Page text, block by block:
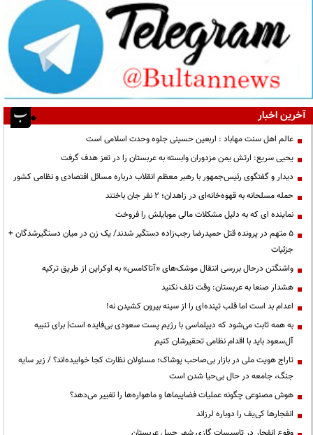
آخرین اخبار
عالم اهل سنت مهاباد : اربعین حسینی جلوه وحدت اسلامی است
یحیی سریع: ارتش یمن مزدوران وابسته به عربستان را در تعز هدف گرفت
دیدار و گفتگوی رئیس‌جمهور با رهبر معظم انقلاب درباره مسائل اقتصادی و نظامی کشور
حمله مسلحانه به قهوه‌خانه‌ای در زاهدان؛ ۲ نفر جان باختند
نماینده ای که به دلیل مشکلات مالی موبایلش را فروخت
۵ متهم در پرونده قتل حمیدرضا رجب‌زاده دستگیر شدند/ یک زن در میان دستگیرشدگان +
جزئیات
واشنگتن درحال بررسی انتقال موشک‌های «آتاکامس» به اوکراین از طریق ترکیه
هشدار صنعا به عربستان: وقت تلف نکنید
اعدام بد است اما قلب تپنده‌ای را از سینه بیرون کشیدن نه!
به همه ثابت می‌شود که دیپلماسی با رژیم پست سعودی بی‌فایده است| برای تنبیه
آل‌سعود باید با اقدام نظامی تحقیرشان کنیم
تاراج هویت ملی در بازار بی‌صاحب پوشاک؛ مسئولان نظارت کجا خوابیده‌اند؟ / زیر سایه
جنگ، جامعه در حال بی‌حیا شدن است
هوش مصنوعی چگونه عملیات فضاپیماها و ماهواره‌ها را تغییر می‌دهد؟
انفجارها کی‌یف را دوباره لرزاند